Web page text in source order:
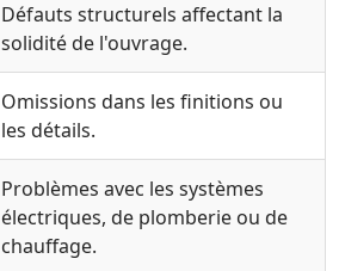
Défauts structurels affectant la
solidité de l'ouvrage.
Omissions dans les finitions ou
les détails.
Problèmes avec les systèmes
électriques, de plomberie ou de
chauffage.